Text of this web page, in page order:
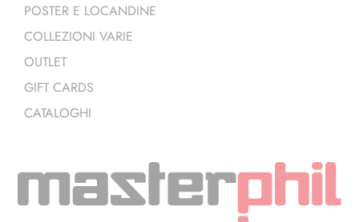
POSTER E LOCANDINE
COLLEZIONI VARIE
OUTLET
GIFT CARDS
CATALOGHI